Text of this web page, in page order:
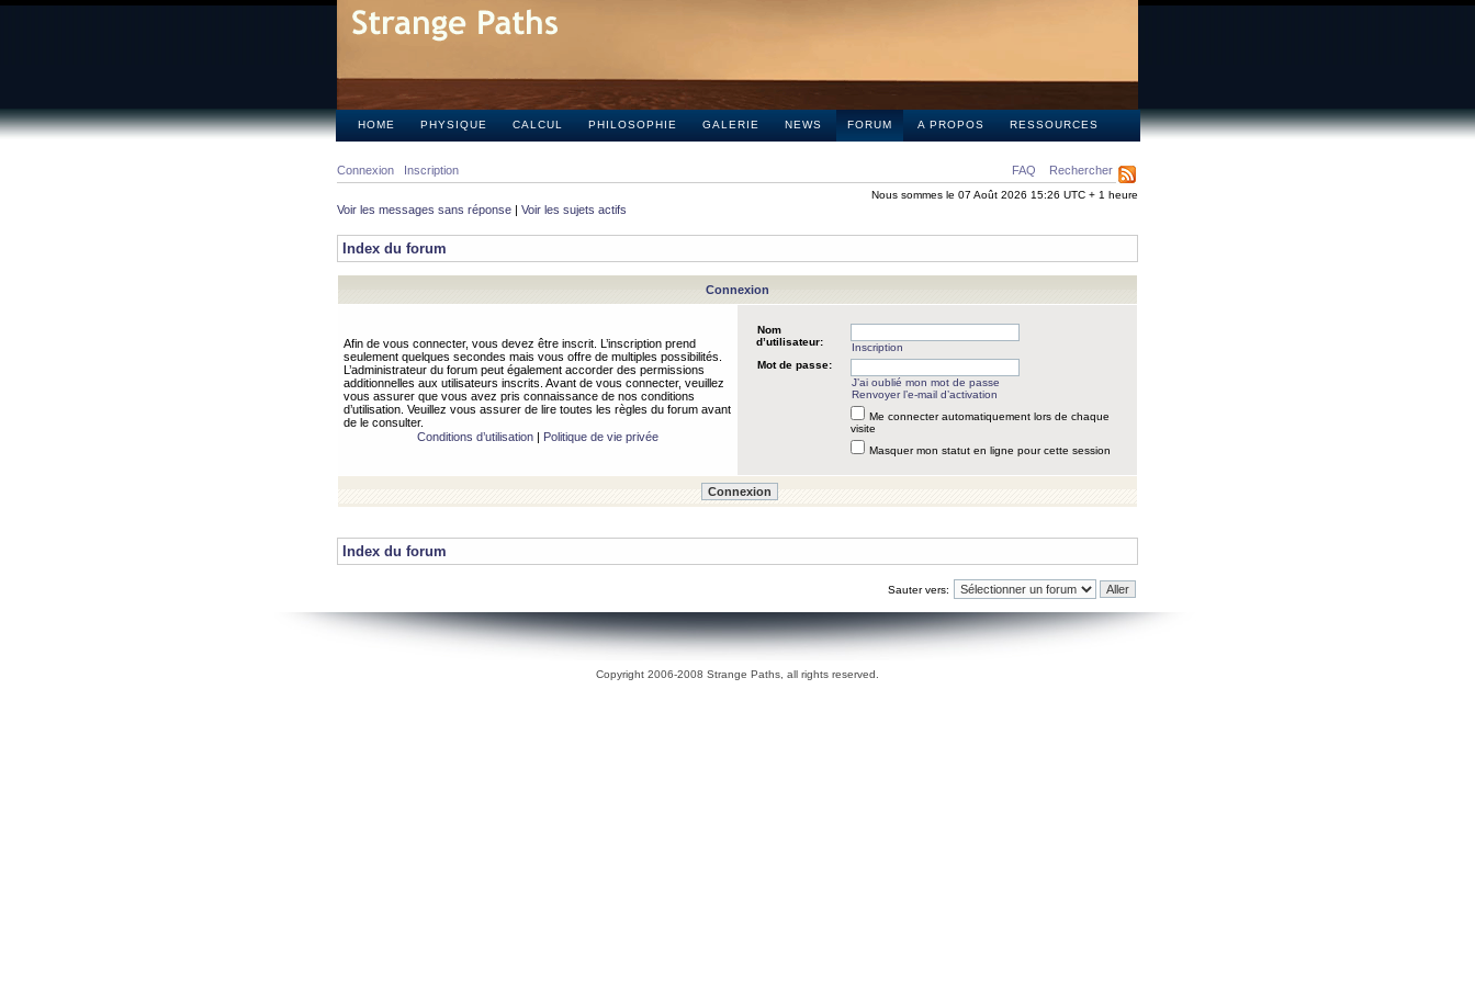
HOME PHYSIQUE CALCUL PHILOSOPHIE GALERIE NEWS FORUM A PROPOS RESSOURCES
FAQ Rechercher
Connexion Inscription
Nous sommes le 07 Août 2026 15:26 UTC + 1 heure
Voir les messages sans réponse | Voir les sujets actifs
Index du forum
Connexion
Afin de vous connecter, vous devez être inscrit. L’inscription prend
seulement quelques secondes mais vous offre de multiples possibilités.
L’administrateur du forum peut également accorder des permissions
additionnelles aux utilisateurs inscrits. Avant de vous connecter, veuillez
vous assurer que vous avez pris connaissance de nos conditions
d’utilisation. Veuillez vous assurer de lire toutes les règles du forum avant
de le consulter.
Conditions d’utilisation| Politique de vie privée
Nom
d’utilisateur:
Inscription
Mot de passe:
J’ai oublié mon mot de passe
Renvoyer l’e-mail d’activation
Me connecter automatiquement lors de chaque
visite
Masquer mon statut en ligne pour cette session
Index du forum
Sauter vers:
Copyright 2006-2008 Strange Paths, all rights reserved.